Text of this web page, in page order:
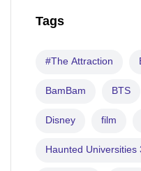
Tags
#The Attraction
BamBam BTS
Disney film
Haunted Universities